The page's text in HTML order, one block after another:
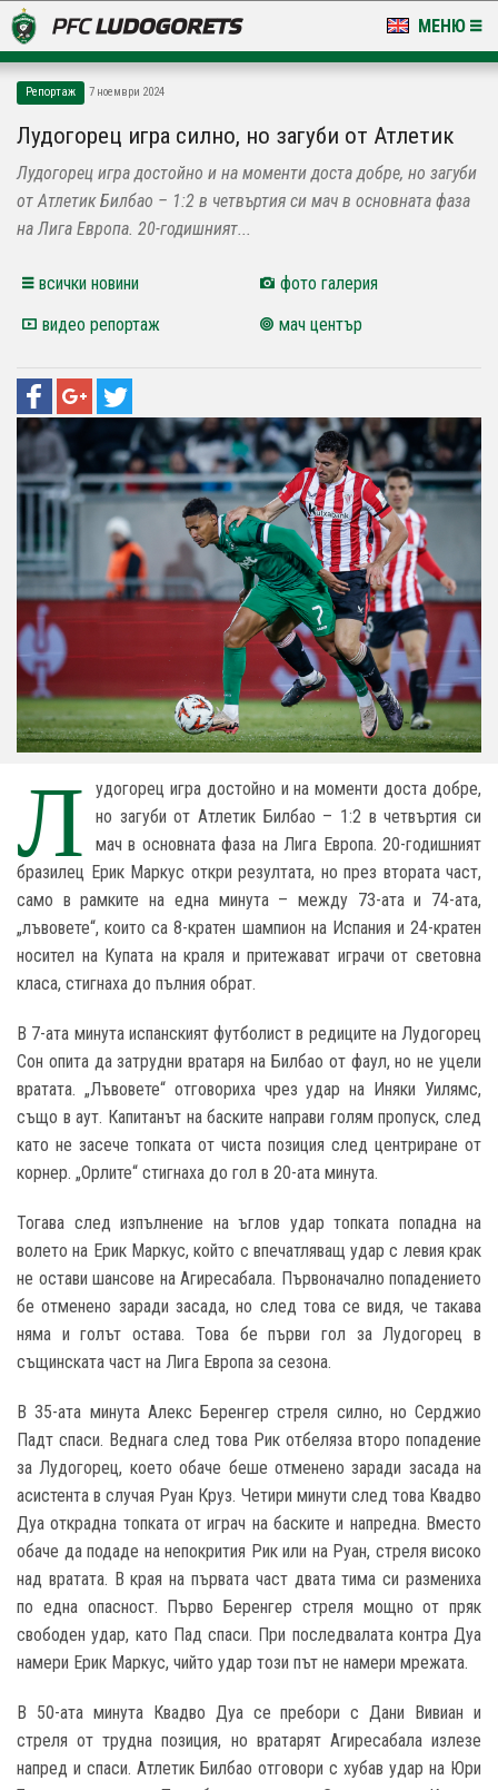
МЕНЮ
LUDOGORETS TV
НА ТЕРЕНА
СТАДИОН & БАЗИ
КЛУБ
ЗА ФЕНОВЕ
Репортаж 7 ноември 2024
Лудогорец игра силно, но загуби от Атлетик
Лудогорец игра достойно и на моменти доста добре, но загуби
от Атлетик Билбао – 1:2 в четвъртия си мач в основната фаза
на Лига Европа. 20-годишният...
всички новини
фото галерия
видео репортаж
мач център
Л
удогорец игра достойно и на моменти доста добре,
но загуби от Атлетик Билбао – 1:2 в четвъртия си
мач в основната фаза на Лига Европа. 20-годишният
бразилец Ерик Маркус откри резултата, но през втората част,
само в рамките на една минута – между 73-ата и 74-ата,
„лъвовете“, които са 8-кратен шампион на Испания и 24-кратен
носител на Купата на краля и притежават играчи от световна
класа, стигнаха до пълния обрат.
В 7-ата минута испанският футболист в редиците на Лудогорец
Сон опита да затрудни вратаря на Билбао от фаул, но не уцели
вратата. „Лъвовете“ отговориха чрез удар на Иняки Уилямс,
също в аут. Капитанът на баските направи голям пропуск, след
като не засече топката от чиста позиция след центриране от
корнер. „Орлите“ стигнаха до гол в 20-ата минута.
Тогава след изпълнение на ъглов удар топката попадна на
волето на Ерик Маркус, който с впечатляващ удар с левия крак
не остави шансове на Агиресабала. Първоначално попадението
бе отменено заради засада, но след това се видя, че такава
няма и голът остава. Това бе първи гол за Лудогорец в
същинската част на Лига Европа за сезона.
В 35-ата минута Алекс Беренгер стреля силно, но Серджио
Падт спаси. Веднага след това Рик отбеляза второ попадение
за Лудогорец, което обаче беше отменено заради засада на
асистента в случая Руан Круз. Четири минути след това Квадво
Дуа открадна топката от играч на баските и напредна. Вместо
обаче да подаде на непокрития Рик или на Руан, стреля високо
над вратата. В края на първата част двата тима си размениха
по една опасност. Първо Беренгер стреля мощно от пряк
свободен удар, като Пад спаси. При последвалата контра Дуа
намери Ерик Маркус, чийто удар този път не намери мрежата.
В 50-ата минута Квадво Дуа се пребори с Дани Вивиан и
стреля от трудна позиция, но вратарят Агиресабала излезе
напред и спаси. Атлетик Билбао отговори с хубав удар на Юри